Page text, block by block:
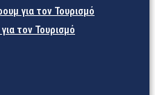
για τον Τουρισμό
τον Τουρισμό